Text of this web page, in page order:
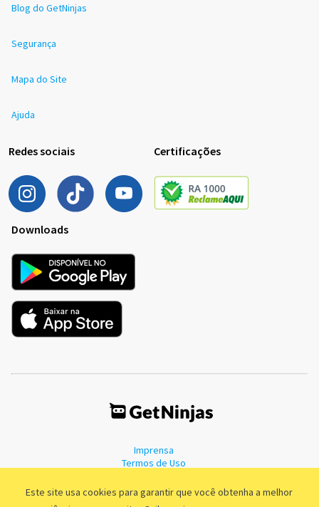
Este site usa cookies para garantir que você obtenha a melhor
Blog do GetNinjas
Segurança
Mapa do Site
Ajuda
Redes sociais Certificações
Downloads
Imprensa
Termos de Uso